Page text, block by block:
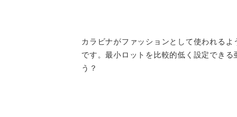
カラビナがファッションとして使われる
です。最小ロットを比較的低く設定でき
う？